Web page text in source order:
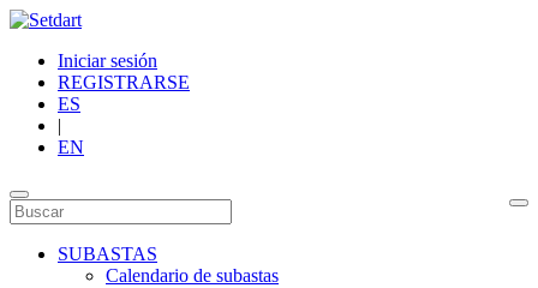
Iniciar sesión
REGISTRARSE
ES
|
EN
SUBASTAS
Calendario de subastas